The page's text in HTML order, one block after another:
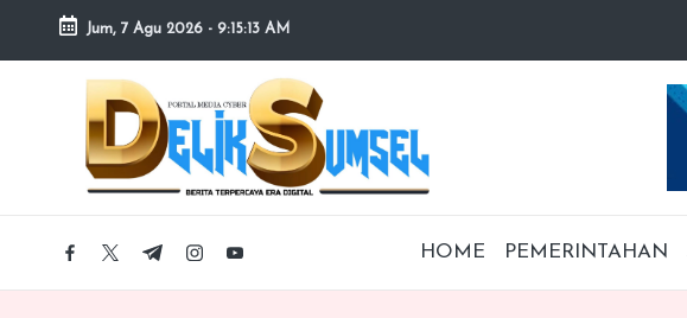
Skip
Jum, 7 Agu 2026 - 9:15:15 AM
facebook.com
twitter.com
t.me instagram.com
youtube.com HOME PEMERINTAHAN